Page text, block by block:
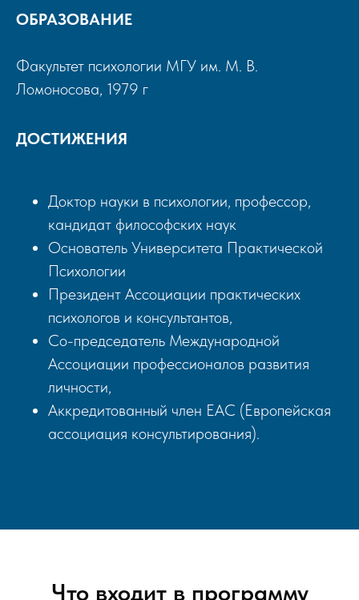
ОБРАЗОВАНИЕ
Факультет психологии МГУ им. М. В.
Ломоносова, 1979 г
ДОСТИЖЕНИЯ
Доктор науки в психологии, профессор,
кандидат философских наук
Основатель Университета Практической
Психологии
Президент Ассоциации практических
психологов и консультантов,
Со-председатель Международной
Ассоциации профессионалов развития
личности,
Аккредитованный член ЕАС (Европейская
ассоциация консультирования).
Что входит в программу